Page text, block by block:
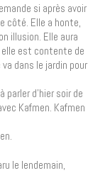
si après avoir
côté. Elle a honte,
illusion. Elle aura
elle est contente de
dans le jardin pour
d’hier soir de
Kafmen. Kafmen
le lendemain,